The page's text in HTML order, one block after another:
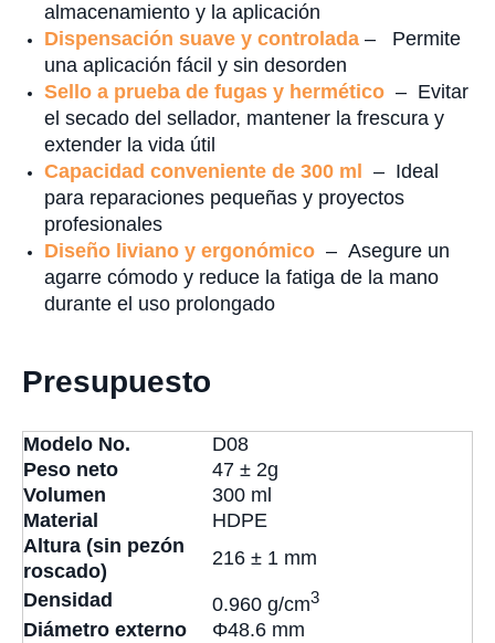
almacenamiento y la aplicación
Dispensación suave y controlada – Permite
una aplicación fácil y sin desorden
Sello a prueba de fugas y hermético – Evitar
el secado del sellador, mantener la frescura y
extender la vida útil
Capacidad conveniente de 300 ml
– Ideal
para reparaciones pequeñas y proyectos
profesionales
Diseño liviano y ergonómico – Asegure un
agarre cómodo y reduce la fatiga de la mano
durante el uso prolongado
Presupuesto
Modelo No.
D08
Peso neto
47 ± 2g
Volumen
300 ml
Material
HDPE
Altura (sin pezón
roscado)
216 ± 1 mm
Densidad
0.960 g/cm3
Diámetro externo
Φ48.6 mm